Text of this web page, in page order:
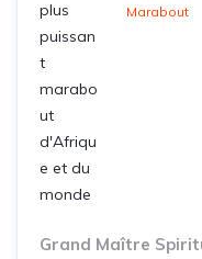
Marabout
Grand Maître